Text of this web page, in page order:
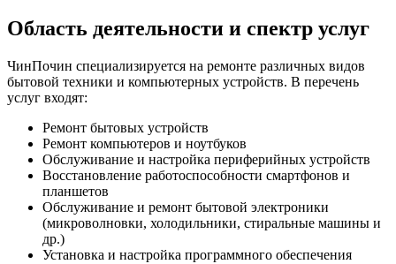
Область деятельности и спектр услуг
ЧинПочин специализируется на ремонте различных видов
бытовой техники и компьютерных устройств. В перечень
услуг входят:
Ремонт бытовых устройств
Ремонт компьютеров и ноутбуков
Обслуживание и настройка периферийных устройств
Восстановление работоспособности смартфонов и
планшетов
Обслуживание и ремонт бытовой электроники
(микроволновки, холодильники, стиральные машины и
др.)
Установка и настройка программного обеспечения